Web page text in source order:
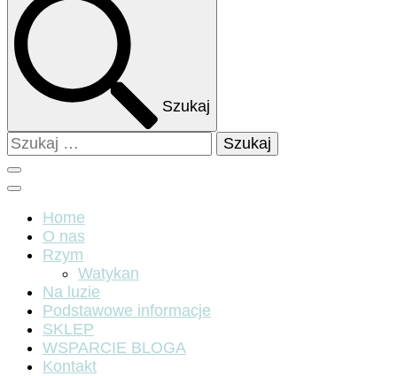
Szukaj
Szukaj:
Home
O nas
Rzym
Watykan
Na luzie
Podstawowe informacje
SKLEP
WSPARCIE BLOGA
Kontakt